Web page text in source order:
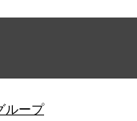
ループ